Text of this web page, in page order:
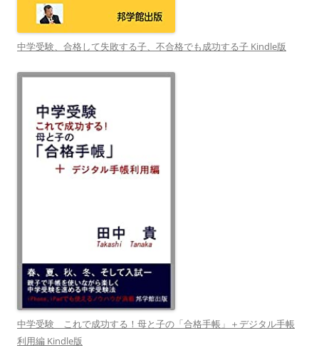
中学受験、合格して失敗する子、不合格でも成功する子 Kindle版
中学受験 これで成功する！母と子の「合格手帳」＋デジタル手帳
利用編 Kindle版